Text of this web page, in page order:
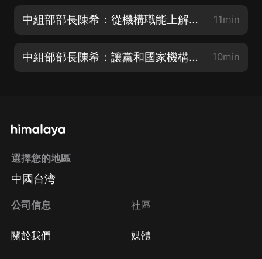
中組部部長陳希：從機構職能上解決好黨對一切工作領導的體制機制問題 11min
中組部部長陳希：讓黨和國家機構更好適應發展新的歷史方位、推動解決我國社會主要矛盾 10min
選擇您的地區
中國台湾
公司信息
關於我們
社區
媒體